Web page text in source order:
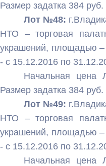
Размер задатка 384 руб.
Лот №48:
НТО – торговая
украшений, площадью
- с 15.12.2016 по
Начальная цена
Размер задатка 384 руб.
Лот №49:
НТО – торговая
украшений, площадью
- с 15.12.2016 по
Начальная цена